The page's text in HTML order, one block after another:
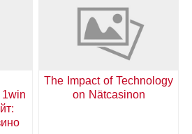
The Impact of Technology
on Nätcasinon